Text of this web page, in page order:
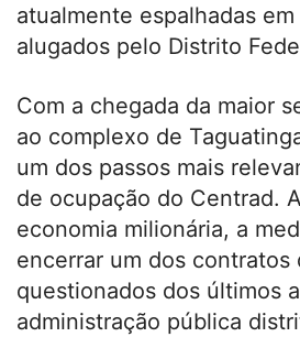
atualmente espalhadas
alugados pelo Distrito
Com a chegada da maior
ao complexo de
um dos passos mais
de ocupação do Centrad.
economia milionária, a
encerrar um dos contratos
questionados dos últimos
administração pública